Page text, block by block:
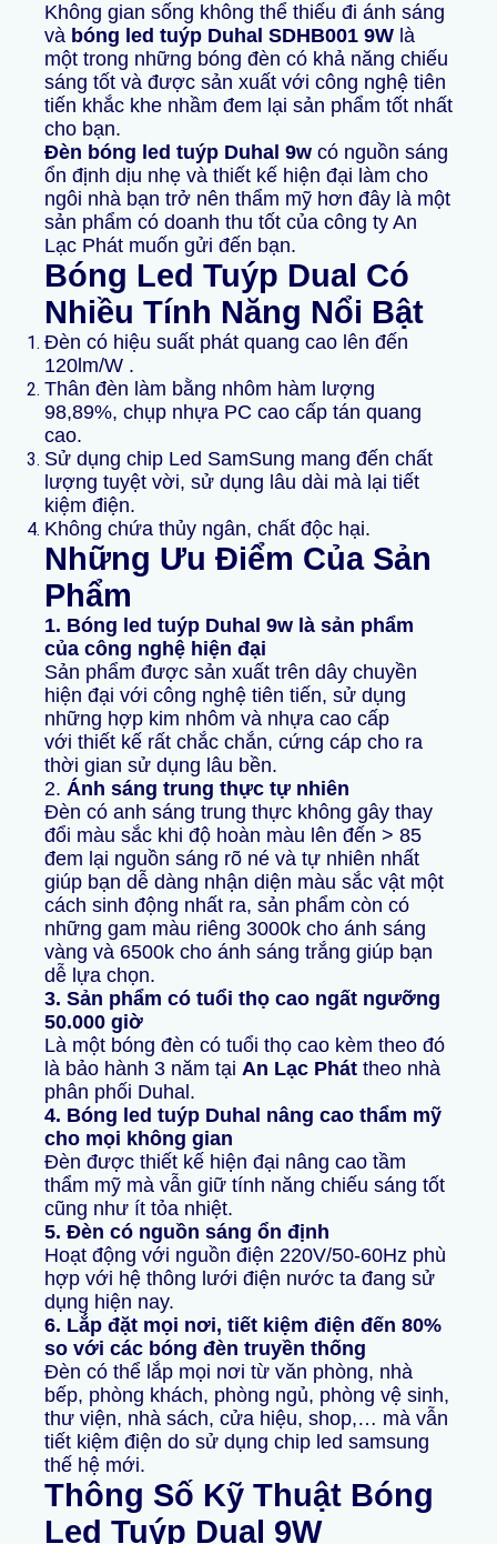
Không gian sống không thể thiếu đi ánh sáng
và bóng led tuýp Duhal SDHB001 9W là
một trong những bóng đèn có khả năng chiếu
sáng tốt và được sản xuất với công nghệ tiên
tiến khắc khe nhầm đem lại sản phẩm tốt nhất
cho bạn.
Đèn bóng led tuýp Duhal 9w có nguồn sáng
ổn định dịu nhẹ và thiết kế hiện đại làm cho
ngôi nhà bạn trở nên thẩm mỹ hơn đây là một
sản phẩm có doanh thu tốt của công ty An
Lạc Phát muốn gửi đến bạn.
Bóng Led Tuýp Dual Có
Nhiều Tính Năng Nổi Bật
Đèn có hiệu suất phát quang cao lên đến
120lm/W .
Thân đèn làm bằng nhôm hàm lượng
98,89%, chụp nhựa PC cao cấp tán quang
cao.
Sử dụng chip Led SamSung mang đến chất
lượng tuyệt vời, sử dụng lâu dài mà lại tiết
kiệm điện.
Không chứa thủy ngân, chất độc hại.
Những Ưu Điểm Của Sản
Phẩm
1. Bóng led tuýp Duhal 9w là sản phẩm
của công nghệ hiện đại
Sản phẩm được sản xuất trên dây chuyền
hiện đại với công nghệ tiên tiến, sử dụng
những hợp kim nhôm và nhựa cao cấp
với thiết kế rất chắc chắn, cứng cáp cho ra
thời gian sử dụng lâu bền.
2. Ánh sáng trung thực tự nhiên
Đèn có anh sáng trung thực không gây thay
đổi màu sắc khi độ hoàn màu lên đến > 85
đem lại nguồn sáng rõ né và tự nhiên nhất
giúp bạn dễ dàng nhận diện màu sắc vật một
cách sinh động nhất ra, sản phẩm còn có
những gam màu riêng 3000k cho ánh sáng
vàng và 6500k cho ánh sáng trắng giúp bạn
dễ lựa chọn.
3. Sản phẩm có tuổi thọ cao ngất ngưỡng
50.000 giờ
Là một bóng đèn có tuổi thọ cao kèm theo đó
là bảo hành 3 năm tại An Lạc Phát theo nhà
phân phối Duhal.
4. Bóng led tuýp Duhal nâng cao thẩm mỹ
cho mọi không gian
Đèn được thiết kế hiện đại nâng cao tầm
thẩm mỹ mà vẫn giữ tính năng chiếu sáng tốt
cũng như ít tỏa nhiệt.
5. Đèn có nguồn sáng ổn định
Hoạt động với nguồn điện 220V/50-60Hz phù
hợp với hệ thông lưới điện nước ta đang sử
dụng hiện nay.
6. Lắp đặt mọi nơi, tiết kiệm điện đến 80%
so với các bóng đèn truyền thống
Đèn có thể lắp mọi nơi từ văn phòng, nhà
bếp, phòng khách, phòng ngủ, phòng vệ sinh,
thư viện, nhà sách, cửa hiệu, shop,… mà vẫn
tiết kiệm điện do sử dụng chip led samsung
thế hệ mới.
Thông Số Kỹ Thuật Bóng
Led Tuýp Dual 9W